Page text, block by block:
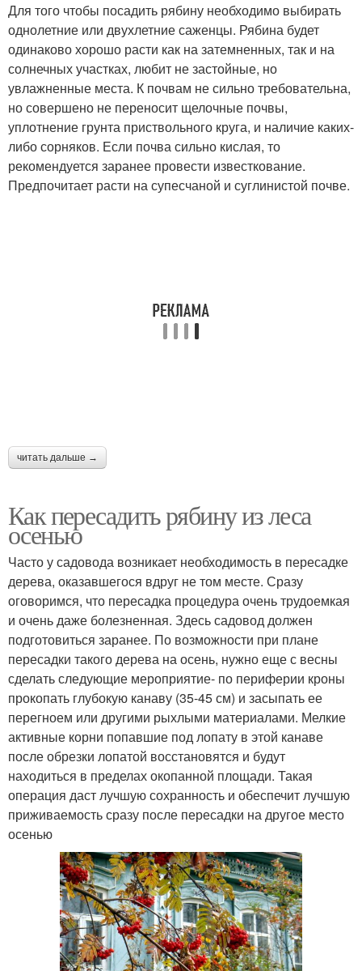
Для того чтобы посадить рябину необходимо выбирать
однолетние или двухлетние саженцы. Рябина будет
одинаково хорошо расти как на затемненных, так и на
солнечных участках, любит не застойные, но
увлажненные места. К почвам не сильно требовательна,
но совершено не переносит щелочные почвы,
уплотнение грунта приствольного круга, и наличие каких-
либо сорняков. Если почва сильно кислая, то
рекомендуется заранее провести известкование.
Предпочитает расти на супесчаной и суглинистой почве.
читать дальше →
Как пересадить рябину из леса
осенью
Часто у садовода возникает необходимость в пересадке
дерева, оказавшегося вдруг не том месте. Сразу
оговоримся, что пересадка процедура очень трудоемкая
и очень даже болезненная. Здесь садовод должен
подготовиться заранее. По возможности при плане
пересадки такого дерева на осень, нужно еще с весны
сделать следующие мероприятие- по периферии кроны
прокопать глубокую канаву (35-45 см) и засыпать ее
перегноем или другими рыхлыми материалами. Мелкие
активные корни попавшие под лопату в этой канаве
после обрезки лопатой восстановятся и будут
находиться в пределах окопанной площади. Такая
операция даст лучшую сохранность и обеспечит лучшую
приживаемость сразу после пересадки на другое место
осенью